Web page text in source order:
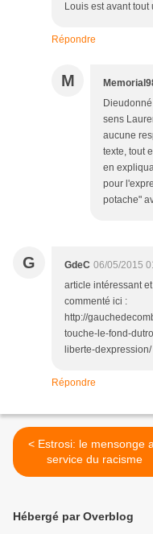
Louis est avant
Répondre
M
sens
aucune
texte, tout
en
pour
potache"
G GdeC 06/05/2015
article intéressant
commenté ici :
http://
touche-le-fond-
liberte-dexpression/
Répondre
< Estrosi: le mensonge au
service du racisme
Hébergé par Overblog